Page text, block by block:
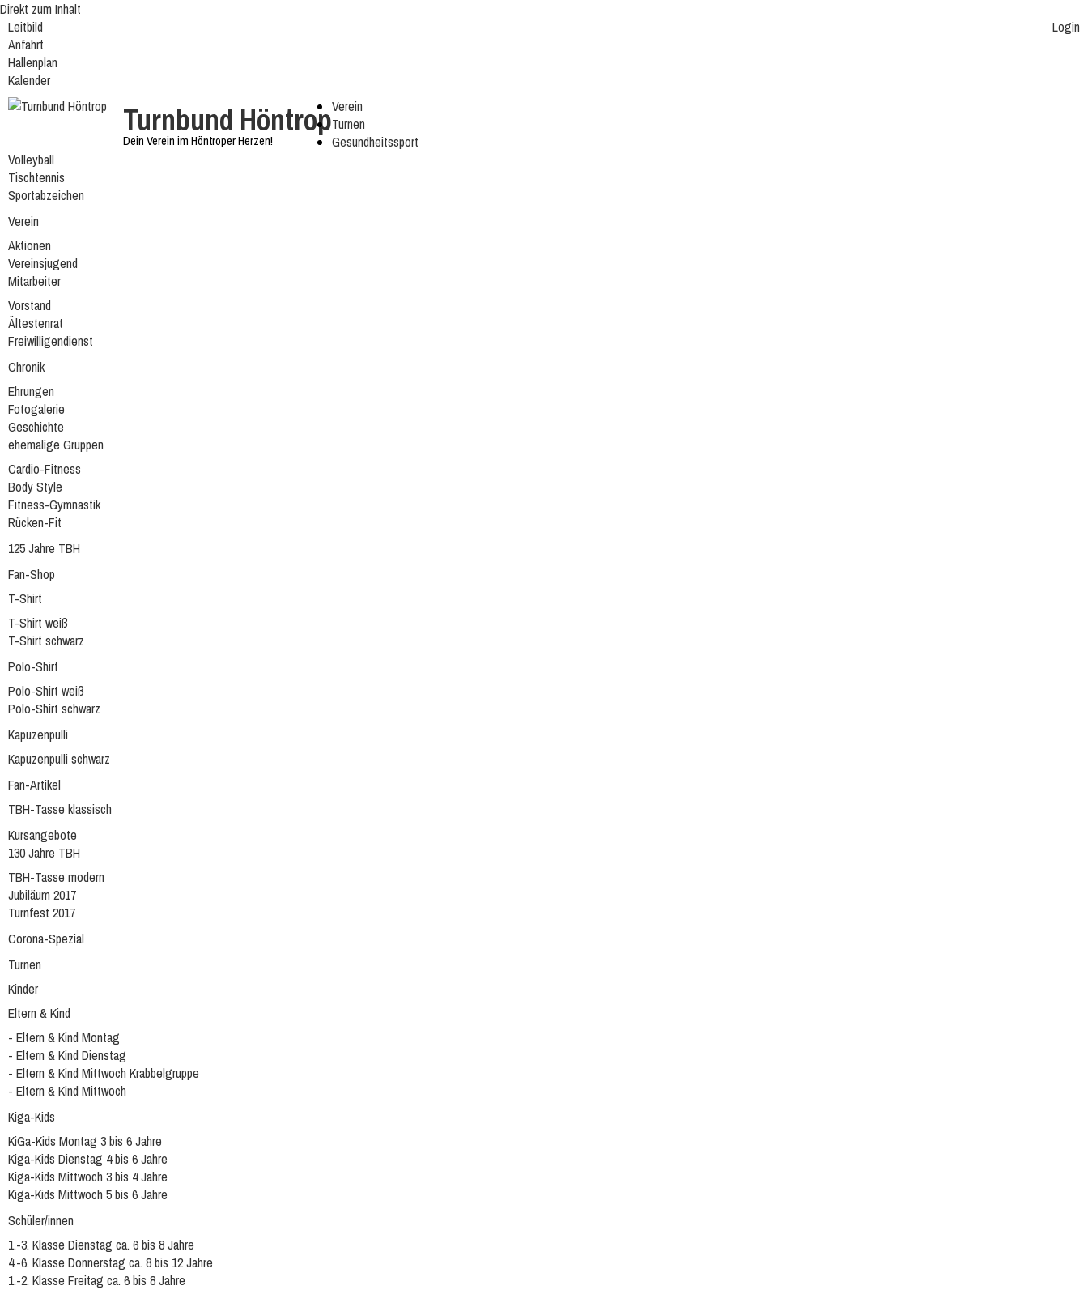
Direkt zum Inhalt
Login
Leitbild
Anfahrt
Hallenplan
Kalender
Turnbund Höntrop
Dein Verein im Höntroper Herzen!
Verein
Turnen
Gesundheitssport
Volleyball
Tischtennis
Sportabzeichen
Verein
Aktionen
Vereinsjugend
Mitarbeiter
Vorstand
Ältestenrat
Freiwilligendienst
Chronik
Ehrungen
Fotogalerie
Geschichte
ehemalige Gruppen
Cardio-Fitness
Body Style
Fitness-Gymnastik
Rücken-Fit
125 Jahre TBH
Fan-Shop
T-Shirt
T-Shirt weiß
T-Shirt schwarz
Polo-Shirt
Polo-Shirt weiß
Polo-Shirt schwarz
Kapuzenpulli
Kapuzenpulli schwarz
Fan-Artikel
TBH-Tasse klassisch
Kursangebote
130 Jahre TBH
TBH-Tasse modern
Jubiläum 2017
Turnfest 2017
Corona-Spezial
Turnen
Kinder
Eltern & Kind
- Eltern & Kind Montag
- Eltern & Kind Dienstag
- Eltern & Kind Mittwoch Krabbelgruppe
- Eltern & Kind Mittwoch
Kiga-Kids
KiGa-Kids Montag 3 bis 6 Jahre
Kiga-Kids Dienstag 4 bis 6 Jahre
Kiga-Kids Mittwoch 3 bis 4 Jahre
Kiga-Kids Mittwoch 5 bis 6 Jahre
Schüler/innen
1.-3. Klasse Dienstag ca. 6 bis 8 Jahre
4.-6. Klasse Donnerstag ca. 8 bis 12 Jahre
1.-2. Klasse Freitag ca. 6 bis 8 Jahre